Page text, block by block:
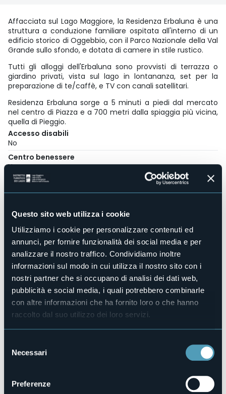
Questo sito web utilizza i cookie
Utilizziamo i cookie per personalizzare contenuti ed
annunci, per fornire funzionalità dei social media e per
analizzare il nostro traffico. Condividiamo inoltre
informazioni sul modo in cui utilizza il nostro sito con i
nostri partner che si occupano di analisi dei dati web,
pubblicità e social media, i quali potrebbero combinarle
con altre informazioni che ha fornito loro o che hanno
raccolto dal suo utilizzo dei loro servizi.
delNecessari
Preferenze
Affacciata sul Lago Maggiore, la Residenza Erbaluna è una
struttura a conduzione familiare ospitata all'interno di un
edificio storico di Oggebbio, con il Parco Nazionale della Val
Grande sullo sfondo, e dotata di camere in stile rustico.
Tutti gli alloggi dell'Erbaluna sono provvisti di terrazza o
giardino privati, vista sul lago in lontananza, set per la
preparazione di te/caffè, e TV con canali satellitari.
Residenza Erbaluna sorge a 5 minuti a piedi dal mercato
nel centro di Piazza e a 700 metri dalla spiaggia più vicina,
quella di Pieggio.
Accesso disabili
No
Centro benessere
No
Sala congressi
No
No
Animali ammessi
No
Camere
4
Posti letto
E-mail
residenzaerbaluna@yahoo.it
http://www.residenzaerbaluna.net
Telefono
+39 335 6317365
103049-AFF-00001